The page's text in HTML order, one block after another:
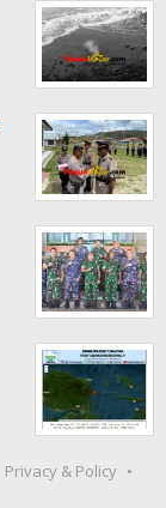
Privacy & Policy